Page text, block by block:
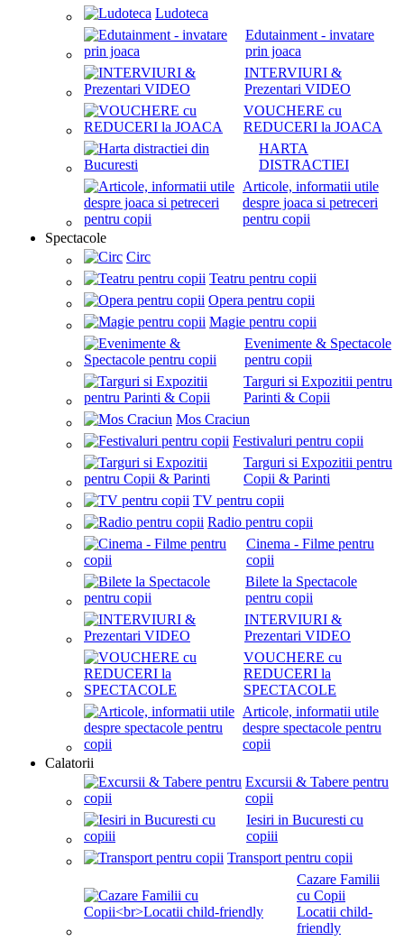
Ludoteca
Edutainment - invatare
prin joaca
INTERVIURI &
Prezentari VIDEO
VOUCHERE cu
REDUCERI la JOACA
HARTA
DISTRACTIEI
Articole, informatii utile
despre joaca si petreceri
pentru copii
Spectacole
Circ
Teatru pentru copii
Opera pentru copii
Magie pentru copii
Evenimente & Spectacole
pentru copii
Targuri si Expozitii pentru
Parinti & Copii
Mos Craciun
Festivaluri pentru copii
Targuri si Expozitii pentru
Copii & Parinti
TV pentru copii
Radio pentru copii
Cinema - Filme pentru
copii
Bilete la Spectacole
pentru copii
INTERVIURI &
Prezentari VIDEO
VOUCHERE cu
REDUCERI la
SPECTACOLE
Articole, informatii utile
despre spectacole pentru
copii
Calatorii
Excursii & Tabere pentru
copii
Iesiri in Bucuresti cu
copiii
Transport pentru copii
Cazare Familii
cu Copii
Locatii child-
friendly